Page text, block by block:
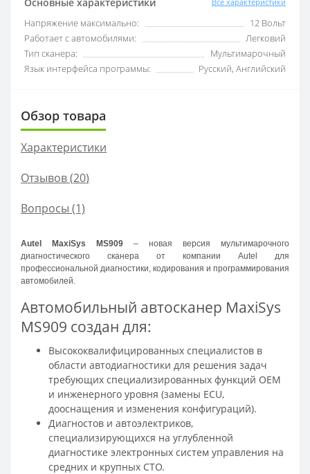
Напряжение максимально:
12 Вольт
Работает с автомобилями:
Легковий
Тип сканера:
Мультимарочный
Язык интерфейса программы:
Русский, Английский
Обзор товара
Характеристики
Отзывов (20)
Вопросы (1)
Autel MaxiSys MS909 – новая версия мультимарочного
диагностического сканера от компании Autel для
профессиональной диагностики, кодирования и программирования
автомобилей.
Автомобильный автосканер MaxiSys
MS909 создан для:
Высококвалифицированных специалистов в
области автодиагностики для решения задач
требующих специализированных функций OEM
и инженерного уровня (замены ECU,
дооснащения и изменения конфигураций).
Диагностов и автоэлектриков,
специализирующихся на углубленной
диагностике электронных систем управления на
средних и крупных СТО.